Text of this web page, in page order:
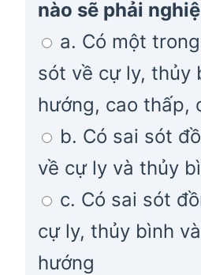
nào sẽ phải
a. Có một
sót về cự ly, thủy
hướng, cao thấp,
b. Có sai sót
về cự ly và thủy
c. Có sai sót
cự ly, thủy bình
hướng